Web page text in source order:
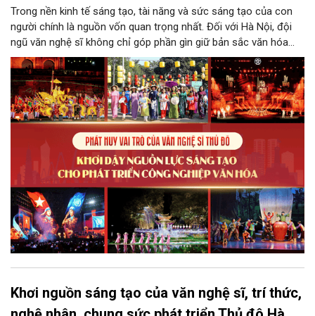
Trong nền kinh tế sáng tạo, tài năng và sức sáng tạo của con
người chính là nguồn vốn quan trọng nhất. Đối với Hà Nội, đội
ngũ văn nghệ sĩ không chỉ góp phần gìn giữ bản sắc văn hóa
mà còn giữ vai trò trung tâm trong quá trình hình thành các sản
phẩm công nghiệp văn hóa có giá trị. Khơi dậy, phát huy và tạo
điều kiện để nguồn lực sáng tạo ấy phát triển sẽ là “chìa khóa”
để Hà Nội khai thác hiệu quả tiềm năng văn hóa, nâng cao năng
lực cạnh tranh và khẳng định vị thế của một trung tâm sáng tạo
trong kỷ nguyên mới.
Khơi nguồn sáng tạo của văn nghệ sĩ, trí thức,